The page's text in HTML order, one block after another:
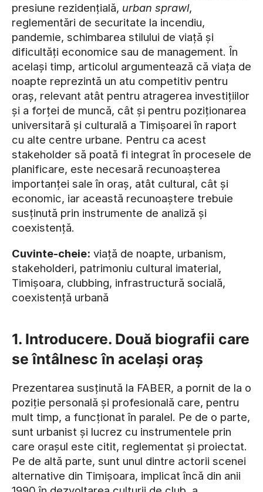
presiune rezidențială, urban sprawl,
reglementări de securitate la incendiu,
pandemie, schimbarea stilului de viață și
dificultăți economice sau de management. În
același timp, articolul argumentează că viața de
noapte reprezintă un atu competitiv pentru
oraș, relevant atât pentru atragerea investițiilor
și a forței de muncă, cât și pentru poziționarea
universitară și culturală a Timișoarei în raport
cu alte centre urbane. Pentru ca acest
stakeholder să poată fi integrat în procesele de
planificare, este necesară recunoașterea
importanței sale în oraș, atât cultural, cât și
economic, iar această recunoaștere trebuie
susținută prin instrumente de analiză și
coexistență.
Cuvinte-cheie: viață de noapte, urbanism,
stakeholderi, patrimoniu cultural imaterial,
Timișoara, clubbing, infrastructură socială,
coexistență urbană
1. Introducere. Două biografii care
se întâlnesc în același oraș
Prezentarea susținută la FABER, a pornit de la o
poziție personală și profesională care, pentru
mult timp, a funcționat în paralel. Pe de o parte,
sunt urbanist și lucrez cu instrumentele prin
care orașul este citit, reglementat și proiectat.
Pe de altă parte, sunt unul dintre actorii scenei
alternative din Timișoara, implicat încă din anii